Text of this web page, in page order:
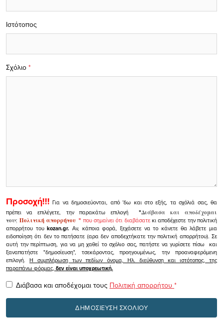
Σχόλιο *
Ιστότοπος
Προσοχή!!! Για να δημοσιεύονται, από 'δω και στο εξής, τα σχόλιά σας, θα
πρέπει να επιλέγετε, την παρακάτω επιλογή
"Διάβασα και αποδέχομαι
τουςΠολιτική απορρήτου" που σημαίνει ότι διαβάσατεκι αποδέχεστε την πολιτική
απορρήτου τουkozan.gr. Αν, κάποια φορά, ξεχάσετε να το κάνετε θα λάβετε μια
ειδοποίηση ότι δεν το πατήσατε (αρα δεν αποδεχτήκατε την πολιτική απορρήτου). Σε
αυτή την περίπτωση, για να μη χαθεί το σχόλιο σας, πατήστε να γυρίσετε πίσω και
ξαναπατήστε "δημοσίευση", τσεκάροντας, προηγουμένως, την προαναφερόμενη
επιλογή.Η συμπλήρωση των πεδίων όνομα, Ηλ. διεύθυνση και ιστότοπος, της
παραπάνω φόρμας, δεν είναι υποχρεωτική.
Διάβασα και αποδέχομαι τους Πολιτική απορρήτου *